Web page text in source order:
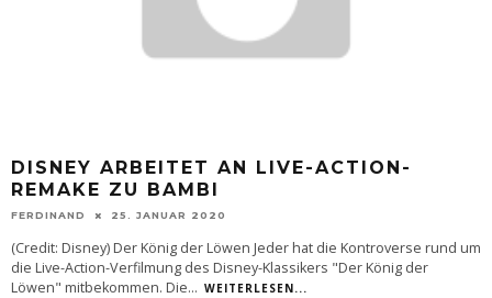
DISNEY ARBEITET AN LIVE-ACTION-
REMAKE ZU BAMBI
FERDINAND 25. JANUAR 2020
(Credit: Disney) Der König der Löwen Jeder hat die Kontroverse rund um
die Live-Action-Verfilmung des Disney-Klassikers "Der König der
Löwen" mitbekommen. Die... WEITERLESEN...